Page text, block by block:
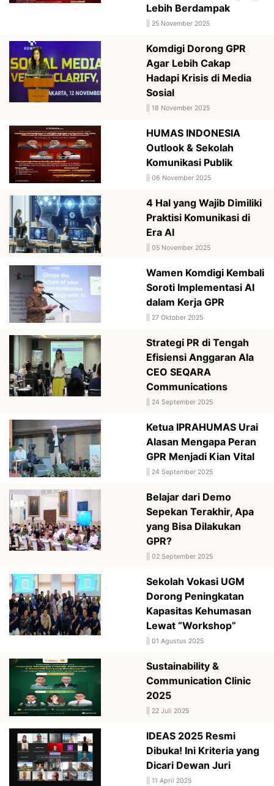
Lebih Berdampak
25 November 2025
Komdigi Dorong GPR
Agar Lebih Cakap
Hadapi Krisis di Media
Sosial
18 November 2025
HUMAS INDONESIA
Outlook & Sekolah
Komunikasi Publik
06 November 2025
4 Hal yang Wajib Dimiliki
Praktisi Komunikasi di
Era AI
05 November 2025
Wamen Komdigi Kembali
Soroti Implementasi AI
dalam Kerja GPR
27 Oktober 2025
Strategi PR di Tengah
Efisiensi Anggaran Ala
CEO SEQARA
Communications
24 September 2025
Ketua IPRAHUMAS Urai
Alasan Mengapa Peran
GPR Menjadi Kian Vital
24 September 2025
Belajar dari Demo
Sepekan Terakhir, Apa
yang Bisa Dilakukan
GPR?
02 September 2025
Sekolah Vokasi UGM
Dorong Peningkatan
Kapasitas Kehumasan
Lewat “Workshop”
01 Agustus 2025
Sustainability &
Communication Clinic
2025
22 Juli 2025
IDEAS 2025 Resmi
Dibuka! Ini Kriteria yang
Dicari Dewan Juri
11 April 2025